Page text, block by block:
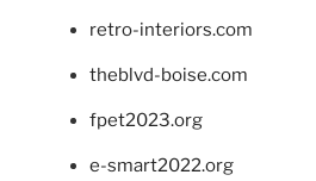
retro-interiors.com
theblvd-boise.com
fpet2023.org
e-smart2022.org